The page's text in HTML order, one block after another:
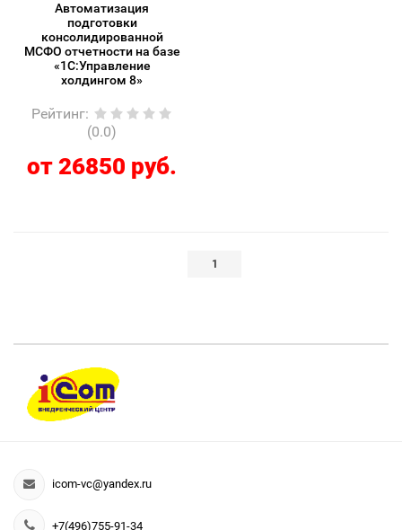
Автоматизация
подготовки
консолидированной
МСФО отчетности на базе
«1С:Управление
холдингом 8»
Рейтинг:
(0.0)
от 26850 руб.
1
icom-vc@yandex.ru
+7(496)755-91-34